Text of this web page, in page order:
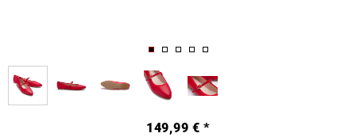
149,99 € *